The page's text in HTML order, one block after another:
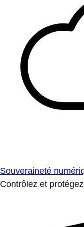
Souveraineté
Contrôlez et